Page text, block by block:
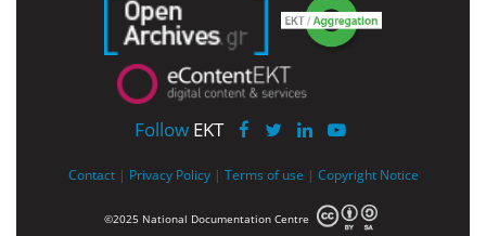
Follow EKT
Contact | Privacy Policy | Terms of use | Copyright Notice
©2025 National Documentation Centre